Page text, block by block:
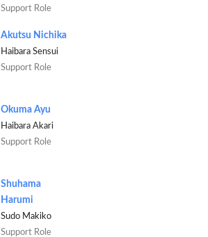
Support Role
Akutsu Nichika
Haibara Sensui
Support Role
Okuma Ayu
Haibara Akari
Support Role
Shuhama
Harumi
Sudo Makiko
Support Role